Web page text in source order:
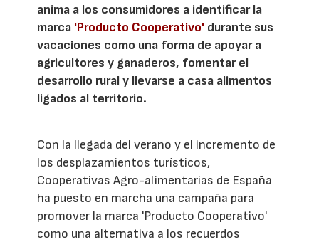
anima a los consumidores a identificar la
marca 'Producto Cooperativo' durante sus
vacaciones como una forma de apoyar a
agricultores y ganaderos, fomentar el
desarrollo rural y llevarse a casa alimentos
ligados al territorio.
Con la llegada del verano y el incremento de
los desplazamientos turísticos,
Cooperativas Agro-alimentarias de España
ha puesto en marcha una campaña para
promover la marca 'Producto Cooperativo'
como una alternativa a los recuerdos